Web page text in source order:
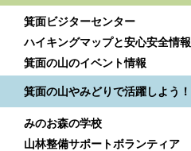
箕面ビジターセンター
ハイキングマップと安心安全情報
箕面の山のイベント情報
箕面の山やみどりで活躍しよう！
みのお森の学校
山林整備サポートボランティア